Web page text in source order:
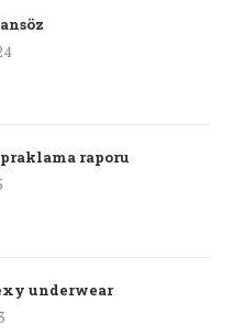
raporu
underwear